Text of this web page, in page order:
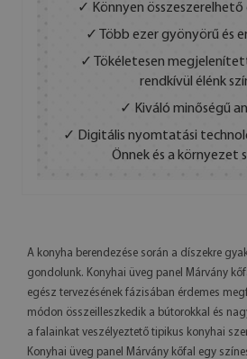
✓ Könnyen
✓ Több ezer gyönyörű és
✓ Tökéletesen
rendkívül élénk
✓ Kiváló minőségű
✓ Digitális nyomtatási
Önnek és a környezet
A konyha berendezése során a díszekre
gondolunk. Konyhai üveg panel Márvány
egész tervezésének fázisában érdemes
módon összeilleszkedik a bútorokkal és
a falainkat veszélyeztető tipikus konyhai
Konyhai üveg panel Márvány kőfal egy